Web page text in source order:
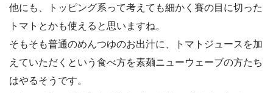
他にも、トッピング系って考えても細かく賽の目に切った
トマトとかも使えると思いますね。
そもそも普通のめんつゆのお出汁に、トマトジュースを加
えていただくという食べ方を素麺ニューウェーブの方たち
はやるそうです。